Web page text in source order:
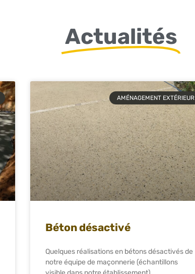
Actualités
AMÉNAGEMENT EXTÉRIEUR
Béton désactivé
Quelques réalisations en bétons désactivés de
notre équipe de maçonnerie (échantillons